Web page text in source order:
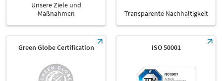
Unsere Ziele und
Maßnahmen
Transparente Nachhaltigkeit
Green Globe Certification ISO 50001